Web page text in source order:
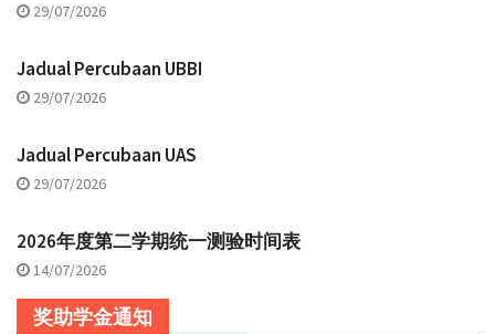
29/07/2026
Jadual Percubaan UBBI
29/07/2026
Jadual Percubaan UAS
29/07/2026
2026年度第二学期统一测验时间表
14/07/2026
奖助学金通知